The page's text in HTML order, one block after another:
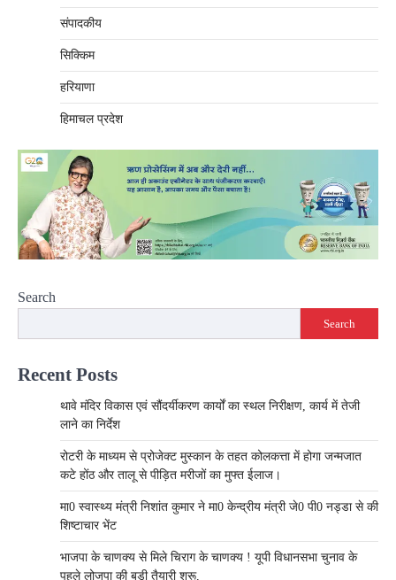
संपादकीय
सिक्किम
हरियाणा
हिमाचल प्रदेश
Search
Search
Recent Posts
थावे मंदिर विकास एवं सौंदर्यीकरण कार्यों का स्थल निरीक्षण, कार्य में तेजी
लाने का निर्देश
रोटरी के माध्यम से प्रोजेक्ट मुस्कान के तहत कोलकत्ता में होगा जन्मजात
कटे होंठ और तालू से पीड़ित मरीजों का मुफ्त ईलाज।
मा0 स्वास्थ्य मंत्री निशांत कुमार ने मा0 केन्द्रीय मंत्री जे0 पी0 नड्डा से की
शिष्टाचार भेंट
भाजपा के चाणक्य से मिले चिराग के चाणक्य ! यूपी विधानसभा चुनाव के
पहले लोजपा की बड़ी तैयारी शुरू,